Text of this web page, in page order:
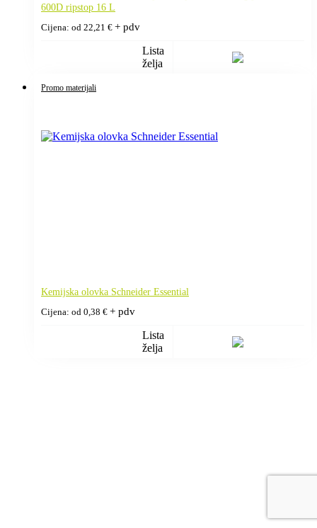
600D ripstop 16 L
Cijena: od 22,21 € + pdv
Lista
želja
Promo materijali
Kemijska olovka Schneider Essential
Cijena: od 0,38 € + pdv
Lista
želja